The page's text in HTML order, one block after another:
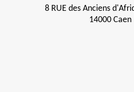
8 RUE des Anciens
14000 Caen